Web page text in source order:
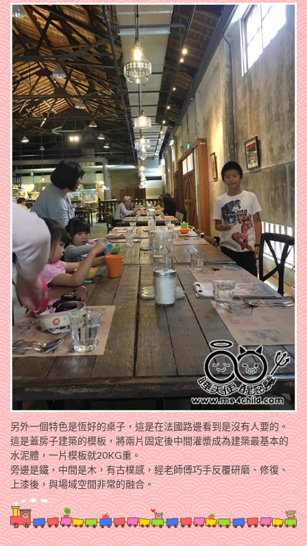
另外一個特色是恆好的桌子，這是在法國路邊看到是沒有人要的。
這是蓋房子建築的模板，將兩片固定後中間灌漿成為建築最基本的
水泥體，一片模板就20KG重。
旁邊是鐵，中間是木，有古樸感，經老師傅巧手反覆研磨、修復、
上漆後，與場域空間非常的融合。